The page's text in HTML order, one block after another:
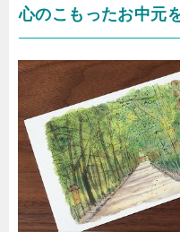
心のこもったお中元